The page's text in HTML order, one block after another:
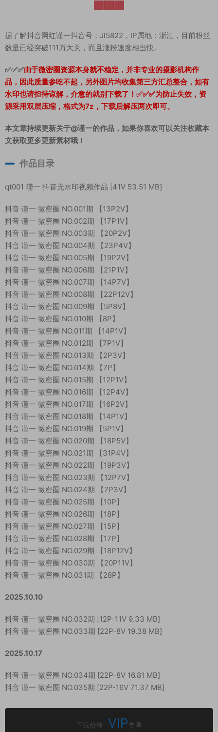
据了解抖音网红谨一抖音号：Jl5822， IP属地：浙江，目前粉丝
数量已经突破111万大关，而且涨粉速度相当快。
✅✅✅由于微密圈资源本身就不稳定，并非专业的摄影机构作
品，因此质量参吃不起，另外图片均收集第三方汇总整合，如有
水印也请担待谅解，介意的就别下载了！✅✅✅为防止失效，资
源采用双层压缩，格式为7z，下载后解压两次即可。
本文章持续更新关于@谨一的作品，如果你喜欢可以关注收藏本
文获取更多更新素材哦！
作品目录
qt001 瑾一 抖音无水印视频作品 [41V 53.51 MB]
抖音 谨一 微密圈 NO.001期 【13P2V】
抖音 谨一 微密圈 NO.002期 【17P1V】
抖音 谨一 微密圈 NO.003期 【20P2V】
抖音 谨一 微密圈 NO.004期 【23P4V】
抖音 谨一 微密圈 NO.005期 【19P2V】
抖音 谨一 微密圈 NO.006期 【21P1V】
抖音 谨一 微密圈 NO.007期 【14P7V】
抖音 谨一 微密圈 NO.008期 【22P12V】
抖音 谨一 微密圈 NO.009期 【5P8V】
抖音 谨一 微密圈 NO.010期 【8P】
抖音 谨一 微密圈 NO.011期 【14P1V】
抖音 谨一 微密圈 NO.012期 【7P1V】
抖音 谨一 微密圈 NO.013期 【2P3V】
抖音 谨一 微密圈 NO.014期 【7P】
抖音 谨一 微密圈 NO.015期 【12P1V】
抖音 谨一 微密圈 NO.016期 【12P4V】
抖音 谨一 微密圈 NO.017期 【16P2V】
抖音 谨一 微密圈 NO.018期 【14P1V】
抖音 谨一 微密圈 NO.019期 【5P1V】
抖音 谨一 微密圈 NO.020期 【18P5V】
抖音 谨一 微密圈 NO.021期 【31P4V】
抖音 谨一 微密圈 NO.022期 【19P3V】
抖音 谨一 微密圈 NO.023期 【12P7V】
抖音 谨一 微密圈 NO.024期 【7P3V】
抖音 谨一 微密圈 NO.025期 【10P】
抖音 谨一 微密圈 NO.026期 【18P】
抖音 谨一 微密圈 NO.027期 【15P】
抖音 谨一 微密圈 NO.028期 【17P】
抖音 谨一 微密圈 NO.029期 【18P12V】
抖音 谨一 微密圈 NO.030期 【20P11V】
抖音 谨一 微密圈 NO.031期 【28P】
2025.10.10
抖音 谨一 微密圈 NO.032期 [12P-11V 9.33 MB]
抖音 谨一 微密圈 NO.033期 [22P-8V 19.38 MB]
2025.10.17
抖音 谨一 微密圈 NO.034期 [22P-8V 16.81 MB]
抖音 谨一 微密圈 NO.035期 [22P-16V 71.37 MB]
下载价格 VIP 专享